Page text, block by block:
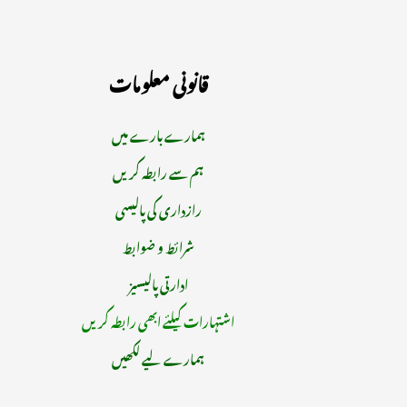
قانونی معلومات
ہمارے بارے میں
ہم سے رابطہ کریں
رازداری کی پالیسی
شرائط و ضوابط
ادارتی پالیسیز
اشتہارات کیلئے ابھی رابطہ کریں
ہمارے لیے لکھیں